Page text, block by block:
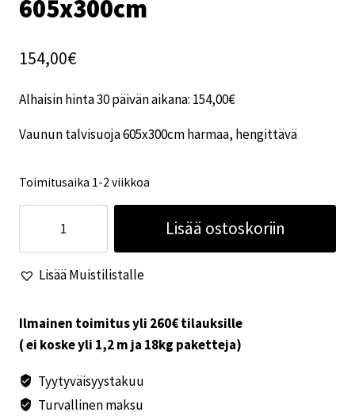
605x300cm
154,00€
Alhaisin hinta 30 päivän aikana: 154,00€
Vaunun talvisuoja 605x300cm harmaa, hengittävä
Toimitusaika 1-2 viikkoa
talvisuoja
605x300cm
määrä
Lisää ostoskoriin
Lisää Muistilistalle
Ilmainen toimitus yli 260€ tilauksille
( ei koske yli 1,2 m ja 18kg paketteja)
Tyytyväisyystakuu
Turvallinen maksu